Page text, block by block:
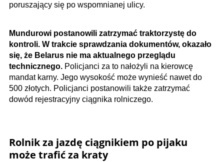
poruszający się po wspomnianej ulicy.
Mundurowi postanowili zatrzymać traktorzystę do
kontroli. W trakcie sprawdzania dokumentów, okazało
się, że Belarus nie ma aktualnego przeglądu
technicznego. Policjanci za to nałożyli na kierowcę
mandat karny. Jego wysokość może wynieść nawet do
500 złotych. Policjanci postanowili także zatrzymać
dowód rejestracyjny ciągnika rolniczego.
Rolnik za jazdę ciągnikiem po pijaku
może trafić za kraty